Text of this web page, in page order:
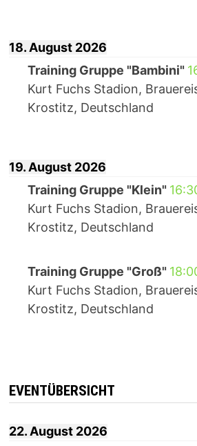
18. August 2026
Training Gruppe "Bambini"
Kurt Fuchs Stadion,
Krostitz, Deutschland
19. August 2026
Training Gruppe "Klein"
Kurt Fuchs Stadion,
Krostitz, Deutschland
Training Gruppe "Groß"
Kurt Fuchs Stadion,
Krostitz, Deutschland
EVENTÜBERSICHT
22. August 2026